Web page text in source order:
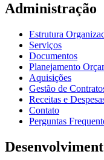
Administração
Estrutura
Serviços
Documentos
Planejamento
Aquisições
Gestão de
Receitas e
Contato
Perguntas